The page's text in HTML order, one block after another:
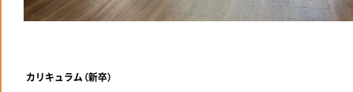
カリキュラム（新卒）